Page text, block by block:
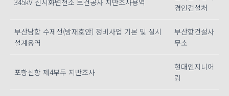
345kV 신시화변전소 토건공사 지반조사용역
경인건설처
부산남항 수제선(방재호안) 정비사업 기본 및 실시
설계용역
부산항건설사
무소
포항신항 제4부두 지반조사
현대엔지니어
링